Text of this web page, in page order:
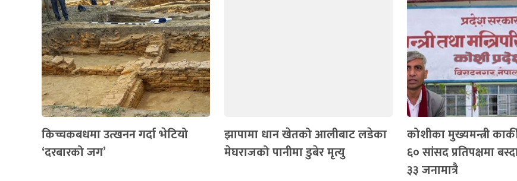
किच्चकबधमा उत्खनन गर्दा भेटियो
‘दरबारको जग’
झापामा धान खेतको आलीबाट लडेका
मेघराजको पानीमा डुबेर मृत्यु
कोशीका मुख्यमन्त्री
६० सांसद प्रतिपक्षमा
३३ जनामात्रै